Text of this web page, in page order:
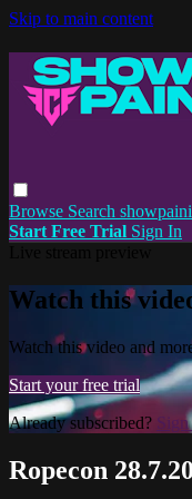
Skip to main content
Browse Search
Start Free Trial Sign In
Watch this
Watch this video and
Start your free trial
Already subscribed?
Ropecon